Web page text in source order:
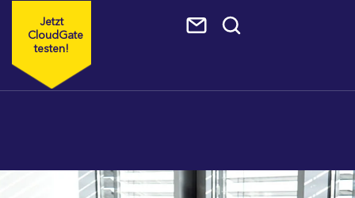
Jetzt
CloudGate
testen!